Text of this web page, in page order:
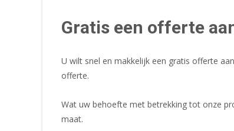
Gratis een offerte
U wilt snel en makkelijk een gratis offerte
offerte.
Wat uw behoefte met betrekking tot onze
maat.